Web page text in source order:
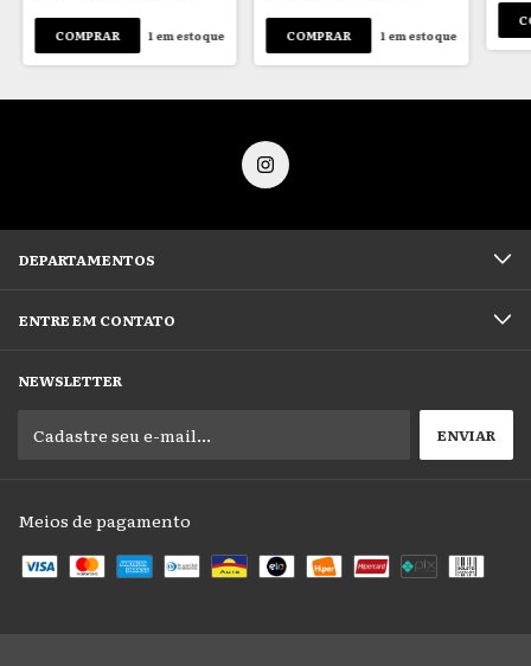
1 em estoque 1 em estoque
DEPARTAMENTOS
ENTRE EM CONTATO
NEWSLETTER
Meios de pagamento